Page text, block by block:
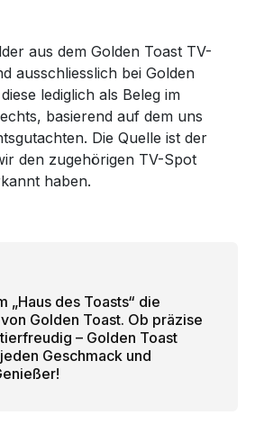
aus dem Golden Toast TV-
ausschliesslich bei Golden
lediglich als Beleg im
basierend auf dem uns
Die Quelle ist der
den zugehörigen TV-Spot
haben.
„Haus des Toasts“ die
Golden Toast. Ob präzise
– Golden Toast
Geschmack und